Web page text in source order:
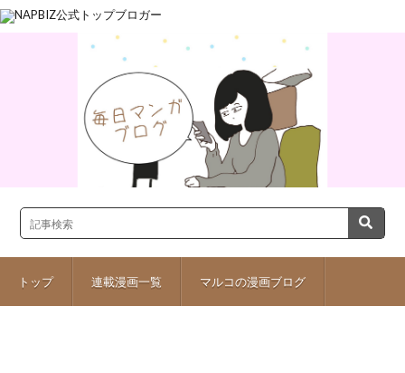
トップ 連載漫画一覧 マルコの漫画ブログ